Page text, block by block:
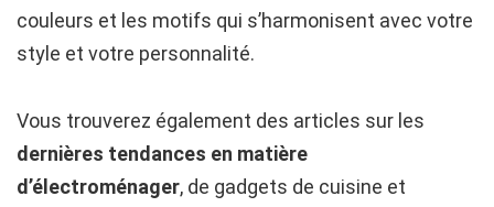
couleurs et les motifs qui s’harmonisent avec votre
style et votre personnalité.
Vous trouverez également des articles sur les
dernières tendances en matière
d’électroménager, de gadgets de cuisine et